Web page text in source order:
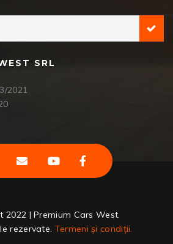
SRL
2021
2022 | Premium Cars West.
rezervate. Termeni și condiții.